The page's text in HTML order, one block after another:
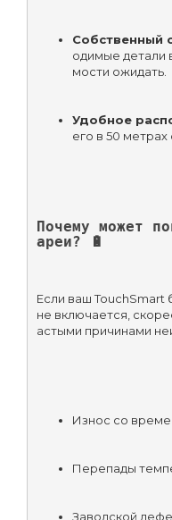
Собственный
одимые детали
мости ожидать.
Удобное
его в 50
Почему может
ареи? 🔋
Если ваш TouchSmart
не включается,
астыми причинами
Износ со
Перепады
Заводской